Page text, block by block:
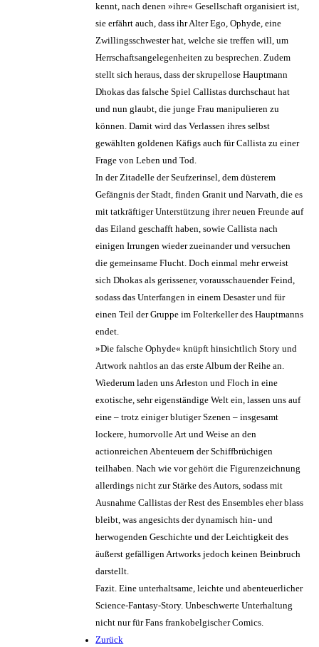
kennt, nach denen »ihre« Gesellschaft organisiert ist,
sie erfährt auch, dass ihr Alter Ego, Ophyde, eine
Zwillingsschwester hat, welche sie treffen will, um
Herrschaftsangelegenheiten zu besprechen. Zudem
stellt sich heraus, dass der skrupellose Hauptmann
Dhokas das falsche Spiel Callistas durchschaut hat
und nun glaubt, die junge Frau manipulieren zu
können. Damit wird das Verlassen ihres selbst
gewählten goldenen Käfigs auch für Callista zu einer
Frage von Leben und Tod.
In der Zitadelle der Seufzerinsel, dem düsterem
Gefängnis der Stadt, finden Granit und Narvath, die es
mit tatkräftiger Unterstützung ihrer neuen Freunde auf
das Eiland geschafft haben, sowie Callista nach
einigen Irrungen wieder zueinander und versuchen
die gemeinsame Flucht. Doch einmal mehr erweist
sich Dhokas als gerissener, vorausschauender Feind,
sodass das Unterfangen in einem Desaster und für
einen Teil der Gruppe im Folterkeller des Hauptmanns
endet.
»Die falsche Ophyde« knüpft hinsichtlich Story und
Artwork nahtlos an das erste Album der Reihe an.
Wiederum laden uns Arleston und Floch in eine
exotische, sehr eigenständige Welt ein, lassen uns auf
eine – trotz einiger blutiger Szenen – insgesamt
lockere, humorvolle Art und Weise an den
actionreichen Abenteuern der Schiffbrüchigen
teilhaben. Nach wie vor gehört die Figurenzeichnung
allerdings nicht zur Stärke des Autors, sodass mit
Ausnahme Callistas der Rest des Ensembles eher blass
bleibt, was angesichts der dynamisch hin- und
herwogenden Geschichte und der Leichtigkeit des
äußerst gefälligen Artworks jedoch keinen Beinbruch
darstellt.
Fazit. Eine unterhaltsame, leichte und abenteuerlicher
Science-Fantasy-Story. Unbeschwerte Unterhaltung
nicht nur für Fans frankobelgischer Comics.
Zurück